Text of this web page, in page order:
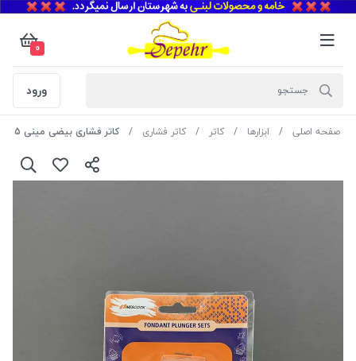
0
ورود
صفحه اصلی ابزارها کاتر کاتر فشاری کاتر فشاری بیضی مینی 5 عددی نسکو